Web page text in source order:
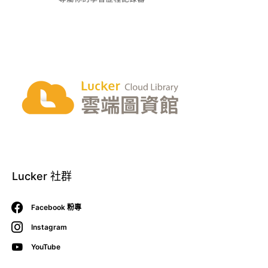
Lucker 社群
Facebook 粉專
Instagram
YouTube